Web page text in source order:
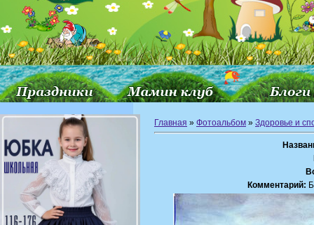
Главная » Фотоальбом » Здоровье и
Комментарий: